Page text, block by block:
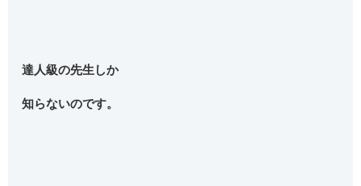
達人級の先生しか
知らないのです。